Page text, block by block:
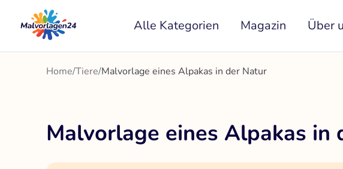
Inhalt
springen
Alle Kategorien Magazin Über
Home/Tiere/Malvorlage eines Alpakas in der Natur
Malvorlage eines Alpakas in